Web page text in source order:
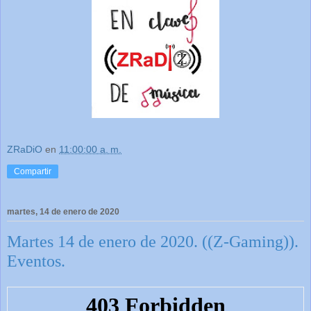
ZRaDiO en 11:00:00 a. m.
Compartir
martes, 14 de enero de 2020
Martes 14 de enero de 2020. ((Z-Gaming)).
Eventos.